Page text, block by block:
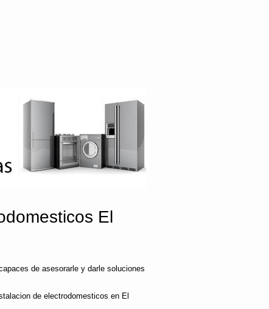
El
de asesorarle y darle soluciones
de electrodomesticos en El